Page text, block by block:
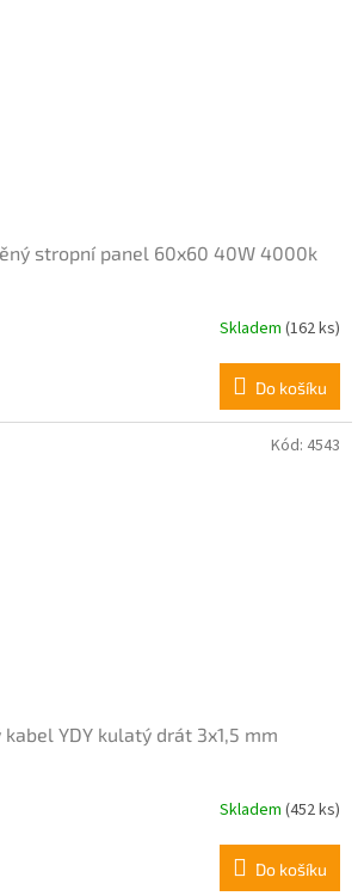
stropní panel 60x60 40W 4000k
Skladem (162 ks)
Do košíku
YDY kulatý drát 3x1,5 mm
Skladem (452 ks)
Do košíku
Kód: 4543